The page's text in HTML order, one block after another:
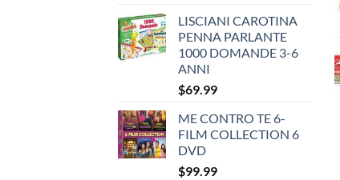
was:
$35.99.
is:
$25.99.
LISCIANI CAROTINA
PENNA PARLANTE
1000 DOMANDE 3-6
ANNI
$69.99
ME CONTRO TE 6-
FILM COLLECTION 6
DVD
$99.99